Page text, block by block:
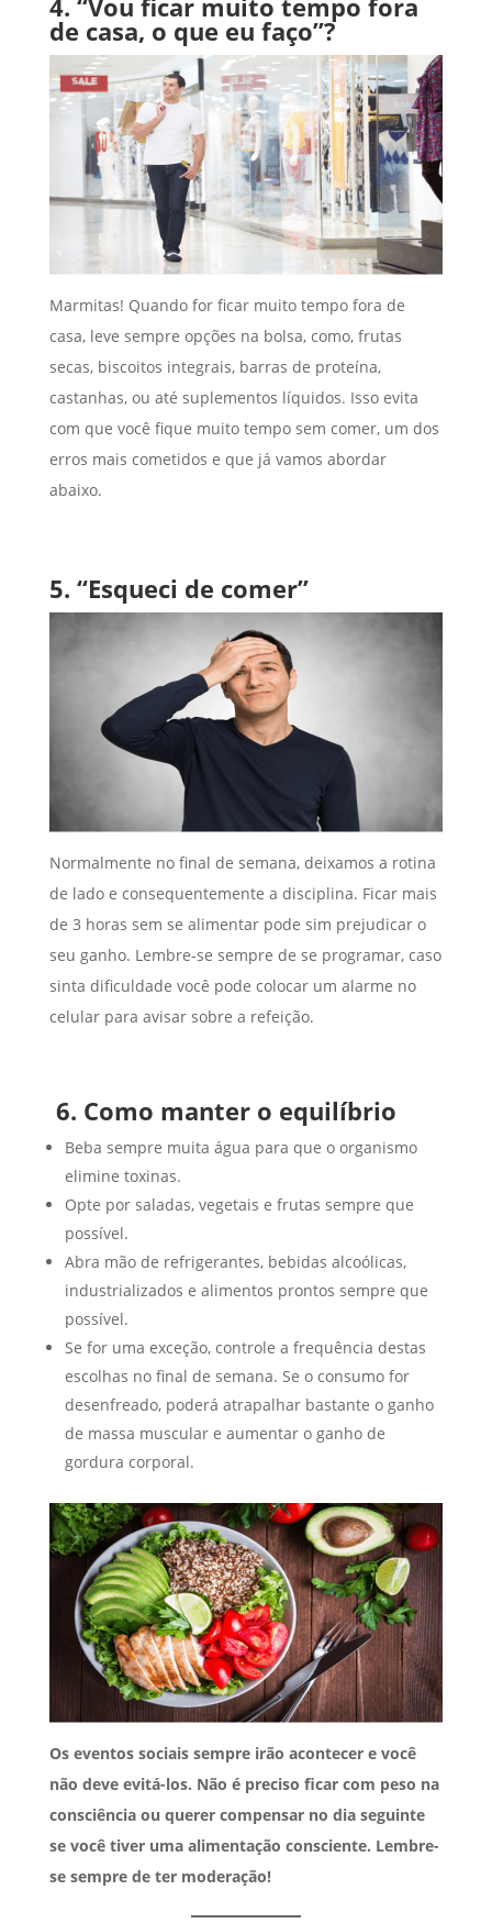
4. “Vou ficar muito tempo fora
de casa, o que eu faço”?
Marmitas! Quando for ficar muito tempo fora de
casa, leve sempre opções na bolsa, como, frutas
secas, biscoitos integrais, barras de proteína,
castanhas, ou até suplementos líquidos. Isso evita
com que você fique muito tempo sem comer, um dos
erros mais cometidos e que já vamos abordar
abaixo.
5. “Esqueci de comer”
Normalmente no final de semana, deixamos a rotina
de lado e consequentemente a disciplina. Ficar mais
de 3 horas sem se alimentar pode sim prejudicar o
seu ganho. Lembre-se sempre de se programar, caso
sinta dificuldade você pode colocar um alarme no
celular para avisar sobre a refeição.
6. Como manter o equilíbrio
Beba sempre muita água para que o organismo
elimine toxinas.
Opte por saladas, vegetais e frutas sempre que
possível.
Abra mão de refrigerantes, bebidas alcoólicas,
industrializados e alimentos prontos sempre que
possível.
Se for uma exceção, controle a frequência destas
escolhas no final de semana. Se o consumo for
desenfreado, poderá atrapalhar bastante o ganho
de massa muscular e aumentar o ganho de
gordura corporal.
Os eventos sociais sempre irão acontecer e você
não deve evitá-los. Não é preciso ficar com peso na
consciência ou querer compensar no dia seguinte
se você tiver uma alimentação consciente. Lembre-
se sempre de ter moderação!